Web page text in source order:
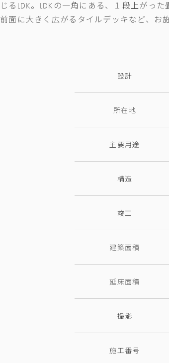
じる LDK。 LDK の一角にある、１段上がっ
前面に大きく広がるタイルデッキなど、お
設計
所在地
主要用途
構造
竣工
建築面積
延床面積
撮影
施工番号